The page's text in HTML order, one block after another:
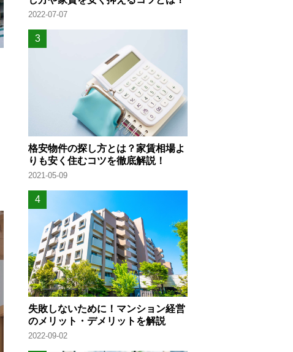
2022-07-07
格安物件の探し方とは？家賃相場よ
りも安く住むコツを徹底解説！
2021-05-09
失敗しないために！マンション経営
のメリット・デメリットを解説
2022-09-02